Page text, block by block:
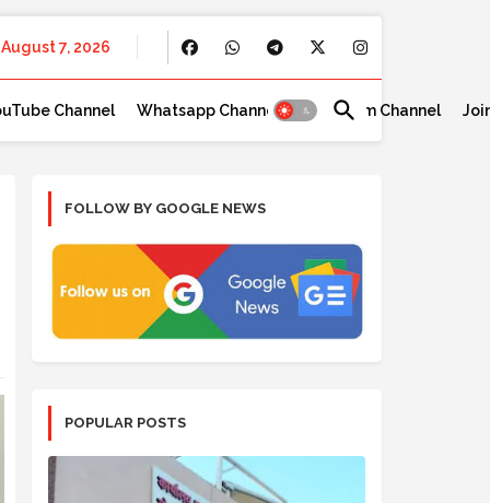
August 7, 2026
Channel Whatsapp Channel Telegram Channel
FOLLOW BY GOOGLE NEWS
POPULAR POSTS